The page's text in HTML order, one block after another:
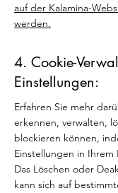
auf der Kalamina-
werden.
4. Cookie-
Einstellungen:
Erfahren Sie mehr
erkennen, verwalten,
blockieren können,
Einstellungen in Ihrem
Das Löschen oder
kann sich auf